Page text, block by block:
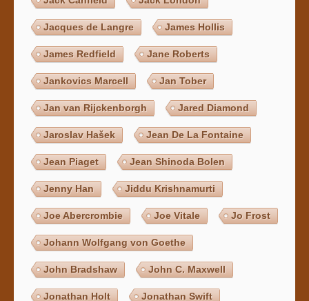
Jacques de Langre James Hollis
James Redfield Jane Roberts
Jankovics Marcell Jan Tober
Jan van Rijckenborgh Jared Diamond
Jaroslav Hašek Jean De La Fontaine
Jean Piaget Jean Shinoda Bolen
Jenny Han Jiddu Krishnamurti
Joe Abercrombie Joe Vitale Jo Frost
Johann Wolfgang von Goethe
John Bradshaw John C. Maxwell
Jonathan Holt Jonathan Swift